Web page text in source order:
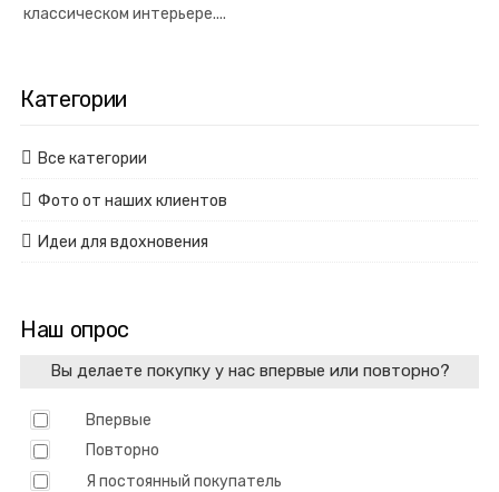
классическом интерьере....
Категории
Все категории
Фото от наших клиентов
Идеи для вдохновения
Наш опрос
Вы делаете покупку у нас впервые или повторно?
Впервые
Повторно
Я постоянный покупатель